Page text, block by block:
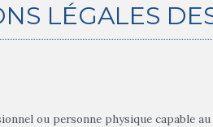
LÉGALES
ou personne physique capable au